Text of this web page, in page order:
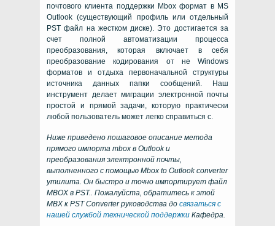
почтового клиента поддержки Mbox формат в MS
Outlook (существующий профиль или отдельный
PST файл на жестком диске). Это достигается за
счет полной автоматизации процесса
преобразования, которая включает в себя
преобразование кодирования от не Windows
форматов и отдыха первоначальной структуры
источника данных папки сообщений. Наш
инструмент делает миграции электронной почты
простой и прямой задачи, которую практически
любой пользователь может легко справиться с.
Ниже приведено пошаговое описание метода
прямого импорта mbox в Outlook и
преобразования электронной почты,
выполненного с помощью Mbox to Outlook converter
утилита. Он быстро и точно импортирует файл
MBOX в PST.. Пожалуйста, обратитесь к этой
MBX к PST Converter руководства до связаться с
нашей службой технической поддержки Кафедра.